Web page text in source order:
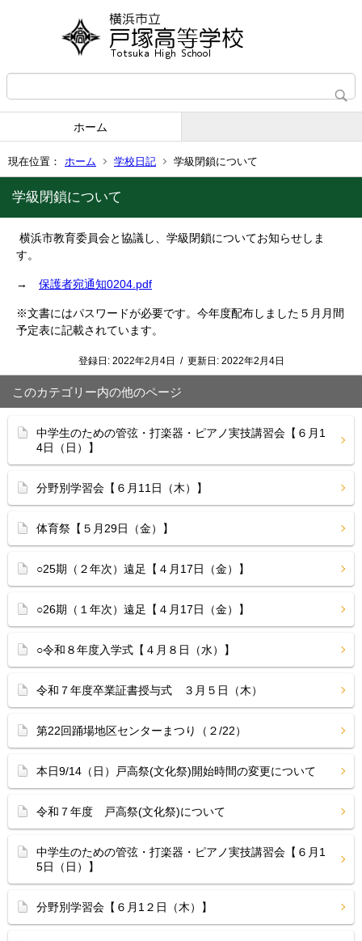
ホーム
現在位置： ホーム 学校日記 学級閉鎖について
学級閉鎖について
横浜市教育委員会と協議し、学級閉鎖についてお知らせしま
す。
→ 保護者宛通知0204.pdf
※文書にはパスワードが必要です。今年度配布しました５月月間
予定表に記載されています。
登録日: 2022年2月4日 / 更新日: 2022年2月4日
このカテゴリー内の他のページ
中学生のための管弦・打楽器・ピアノ実技講習会【６月1
4日（日）】
分野別学習会【６月11日（木）】
体育祭【５月29日（金）】
○25期（２年次）遠足【４月17日（金）】
○26期（１年次）遠足【４月17日（金）】
○令和８年度入学式【４月８日（水）】
令和７年度卒業証書授与式 ３月５日（木）
第22回踊場地区センターまつり（２/22）
本日9/14（日）戸高祭(文化祭)開始時間の変更について
令和７年度 戸高祭(文化祭)について
中学生のための管弦・打楽器・ピアノ実技講習会【６月1
5日（日）】
分野別学習会【６月1２日（木）】